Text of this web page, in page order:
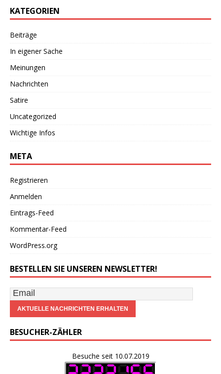
KATEGORIEN
Beiträge
In eigener Sache
Meinungen
Nachrichten
Satire
Uncategorized
Wichtige Infos
META
Registrieren
Anmelden
Eintrags-Feed
Kommentar-Feed
WordPress.org
BESTELLEN SIE UNSEREN NEWSLETTER!
BESUCHER-ZÄHLER
Besuche seit 10.07.2019